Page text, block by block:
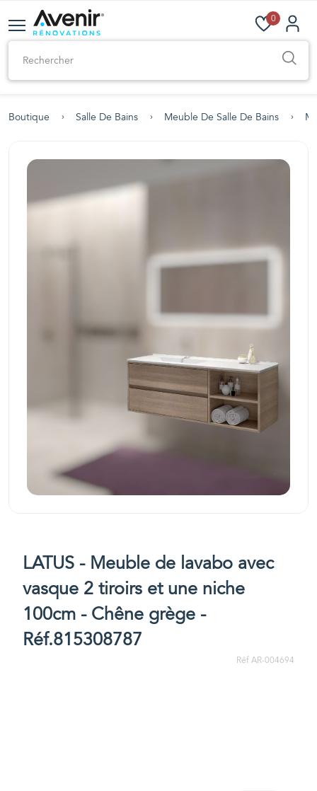
0
Boutique Salle De Bains Meuble De Salle De Bains
LATUS - Meuble de lavabo avec
vasque 2 tiroirs et une niche
100cm - Chêne grège -
Réf.815308787
Réf AR-004694